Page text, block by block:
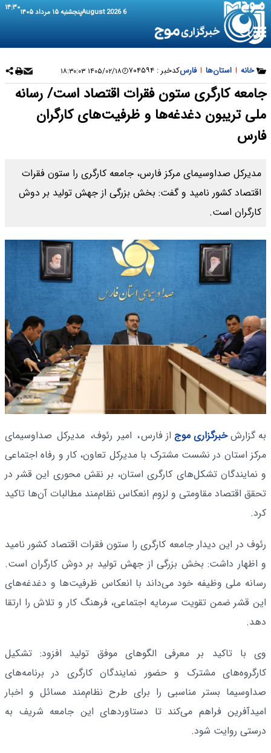
6 August 2026 پنجشنبه ۱۵ مرداد ۱۴۰۵ ۱۴:۳۰
خانه | استان‌ها | فارسکدخبر : ۷۰۴۵۹۴ ۱۴۰۵/۰۲/۱۸ ۱۸:۳۰:۰۳
جامعه کارگری ستون فقرات اقتصاد است/ رسانه
ملی تریبون دغدغه‌ها و ظرفیت‌های کارگران
فارس
مدیرکل صداوسیمای مرکز فارس، جامعه کارگری را ستون فقرات
اقتصاد کشور نامید و گفت: بخش بزرگی از جهش تولید بر دوش
کارگران است‌.
به گزارشخبرگزاری موج از فارس، امیر رئوف، مدیرکل صداوسیمای
مرکز استان در نشست مشترک با مدیرکل تعاون، کار و رفاه اجتماعی
و نمایندگان تشکل‌های کارگری استان، بر نقش محوری این قشر در
تحقق اقتصاد مقاومتی و لزوم انعکاس نظام‌مند مطالبات آن‌ها تاکید
کرد.
رئوف در این دیدار جامعه کارگری را ستون فقرات اقتصاد کشور نامید
و اظهار داشت: بخش بزرگی از جهش تولید بر دوش کارگران است.
رسانه ملی وظیفه خود می‌داند با انعکاس ظرفیت‌ها و دغدغه‌های
این قشر ضمن تقویت سرمایه اجتماعی، فرهنگ کار و تلاش را ارتقا
دهد.
وی با تاکید بر معرفی الگوهای موفق تولید افزود: تشکیل
کارگروه‌های مشترک و حضور نمایندگان کارگری در برنامه‌های
صداوسیما بستر مناسبی را برای طرح نظام‌مند مسائل و اخبار
امیدآفرین فراهم می‌کند تا دستاوردهای این جامعه شریف به
درستی روایت شود.